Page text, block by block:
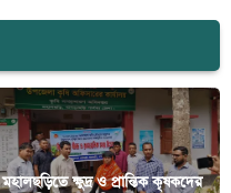
মহালছড়িতে ক্ষুদ্র ও প্রান্তিক কৃষকদের